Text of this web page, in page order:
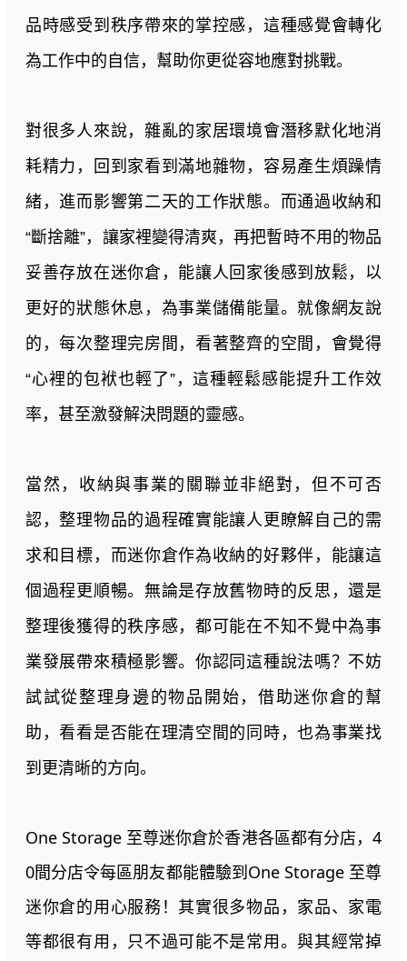
品時感受到秩序帶來的掌控感，這種感覺會轉化
為工作中的自信，幫助你更從容地應對挑戰。
對很多人來說，雜亂的家居環境會潛移默化地消
耗精力，回到家看到滿地雜物，容易產生煩躁情
緒，進而影響第二天的工作狀態。而通過收納和
“斷捨離”，讓家裡變得清爽，再把暫時不用的物品
妥善存放在迷你倉，能讓人回家後感到放鬆，以
更好的狀態休息，為事業儲備能量。就像網友說
的，每次整理完房間，看著整齊的空間，會覺得
“心裡的包袱也輕了”，這種輕鬆感能提升工作效
率，甚至激發解決問題的靈感。
當然，收納與事業的關聯並非絕對，但不可否
認，整理物品的過程確實能讓人更瞭解自己的需
求和目標，而迷你倉作為收納的好夥伴，能讓這
個過程更順暢。無論是存放舊物時的反思，還是
整理後獲得的秩序感，都可能在不知不覺中為事
業發展帶來積極影響。你認同這種說法嗎？不妨
試試從整理身邊的物品開始，借助迷你倉的幫
助，看看是否能在理清空間的同時，也為事業找
到更清晰的方向。
One Storage 至尊迷你倉於香港各區都有分店，4
0間分店令每區朋友都能體驗到One Storage 至尊
迷你倉的用心服務！其實很多物品，家品、家電
等都很有用，只不過可能不是常用。與其經常掉